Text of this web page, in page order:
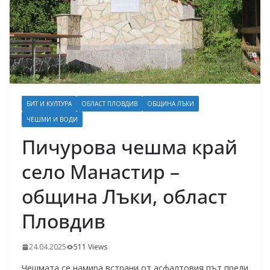
БИТ И КУЛТУРА ОБЛАСТ ПЛОВДИВ
ОБЩИНА ЛЪКИ
ЧЕШМИ И ВОДИ
Пичурова чешма край
село Манастир –
община Лъки, област
Пловдив
24.04.2025 511 Views